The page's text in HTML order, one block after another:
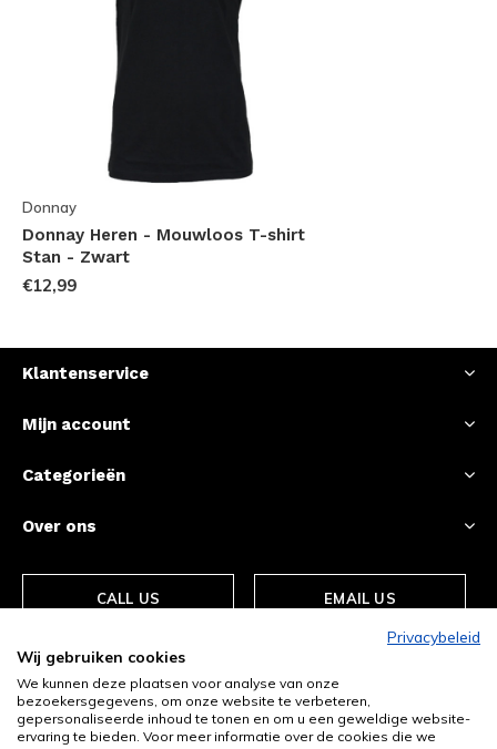
Donnay
Donnay Heren - Mouwloos T-shirt
Stan - Zwart
€12,99
Klantenservice
Mijn account
Categorieën
Over ons
CALL US EMAIL US
Privacybeleid
Wij gebruiken cookies
We kunnen deze plaatsen voor analyse van onze
bezoekersgegevens, om onze website te verbeteren,
gepersonaliseerde inhoud te tonen en om u een geweldige website-
ervaring te bieden. Voor meer informatie over de cookies die we